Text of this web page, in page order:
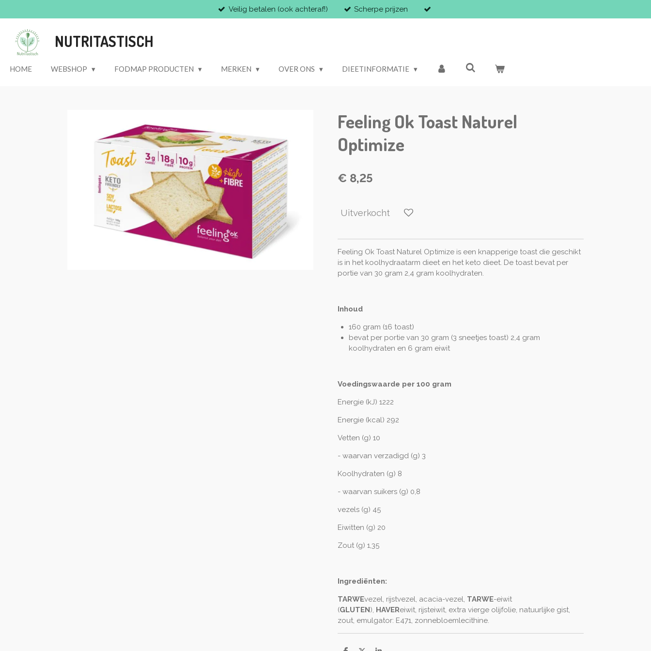
direct
naar
hoofdinhoud
Veilig betalen (ook achteraf!) Scherpe prijzen
NUTRITASTISCH
HOME WEBSHOP FODMAP PRODUCTEN MERKEN OVER ONS DIEETINFORMATIE
Feeling Ok Toast Naturel
Optimize
€ 8,25
Uitverkocht
Feeling Ok Toast Naturel Optimize is een knapperige toast die geschikt
is in het koolhydraatarm dieet en het keto dieet. De toast bevat per
portie van 30 gram 2,4 gram koolhydraten.
Inhoud
160 gram (16 toast)
bevat per portie van 30 gram (3 sneetjes toast) 2,4 gram
koolhydraten en 6 gram eiwit
Voedingswaarde per 100 gram
Energie (kJ) 1222
Energie (kcal) 292
Vetten (g) 10
- waarvan verzadigd (g) 3
Koolhydraten (g) 8
- waarvan suikers (g) 0,8
vezels (g) 45
Eiwitten (g) 20
Zout (g) 1,35
Ingrediënten:
TARWEvezel, rijstvezel, acacia-vezel, TARWE-eiwit
(GLUTEN), HAVEReiwit, rijsteiwit, extra vierge olijfolie, natuurlijke gist,
zout, emulgator: E471, zonnebloemlecithine.